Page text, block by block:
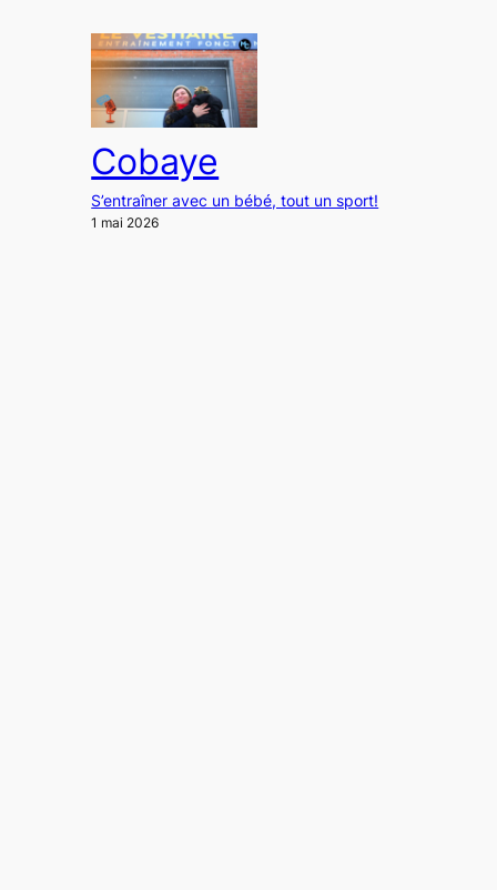
Cobaye
S’entraîner avec un bébé, tout un sport!
1 mai 2026